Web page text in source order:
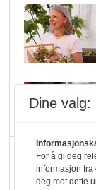
Dine valg:
For å gi deg
informasjon fra
deg mot dette